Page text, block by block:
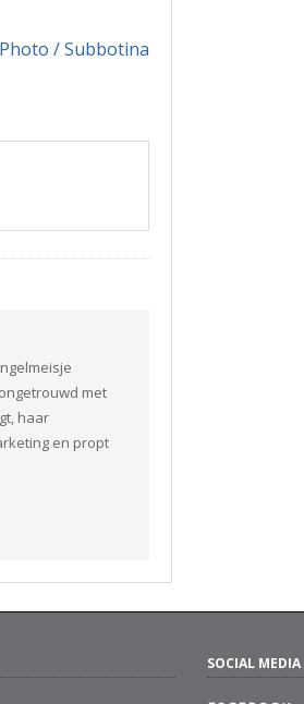
/ Subbotina
met
haar
en propt
SOCIAL MEDIA